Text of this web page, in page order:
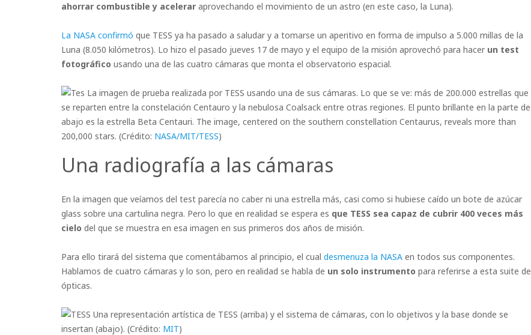
ahorrar combustible y acelerar aprovechando el movimiento de un astro (en este caso, la Luna).
La NASA confirmó que TESS ya ha pasado a saludar y a tomarse un aperitivo en forma de impulso a 5.000 millas de la
Luna (8.050 kilómetros). Lo hizo el pasado jueves 17 de mayo y el equipo de la misión aprovechó para hacer un test
fotográfico usando una de las cuatro cámaras que monta el observatorio espacial.
La imagen de prueba realizada por TESS usando una de sus cámaras. Lo que se ve: más de 200.000 estrellas que
se reparten entre la constelación Centauro y la nebulosa Coalsack entre otras regiones. El punto brillante en la parte de
abajo es la estrella Beta Centauri. The image, centered on the southern constellation Centaurus, reveals more than
200,000 stars. (Crédito: NASA/MIT/TESS)
Una radiografía a las cámaras
En la imagen que veíamos del test parecía no caber ni una estrella más, casi como si hubiese caído un bote de azúcar
glass sobre una cartulina negra. Pero lo que en realidad se espera es que TESS sea capaz de cubrir 400 veces más
cielo del que se muestra en esa imagen en sus primeros dos años de misión.
Para ello tirará del sistema que comentábamos al principio, el cual desmenuza la NASA en todos sus componentes.
Hablamos de cuatro cámaras y lo son, pero en realidad se habla de un solo instrumento para referirse a esta suite de
ópticas.
Una representación artística de TESS (arriba) y el sistema de cámaras, con lo objetivos y la base donde se
insertan (abajo). (Crédito: MIT)